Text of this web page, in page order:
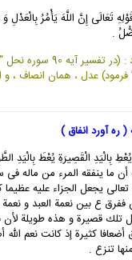
تَعَالَى إِنَّ اللَّهَ يَأْمُرُ بِالْعَدْلِ
.
و درود خدا بر او ، فرمود : (در
عدل ، همان انصاف ،
بِالْيَدِ الْقَصِيرَةِ يُعْطَ بِالْيَدِ
ما ينفقه المرء من ماله فى
يجعل الجزاء عليه عظيما
ففرق ع بين نعمة العبد و
تلك قصيرة و هذه طويلة لأن
كثيرة إذ كانت نعم الله
تنزع .